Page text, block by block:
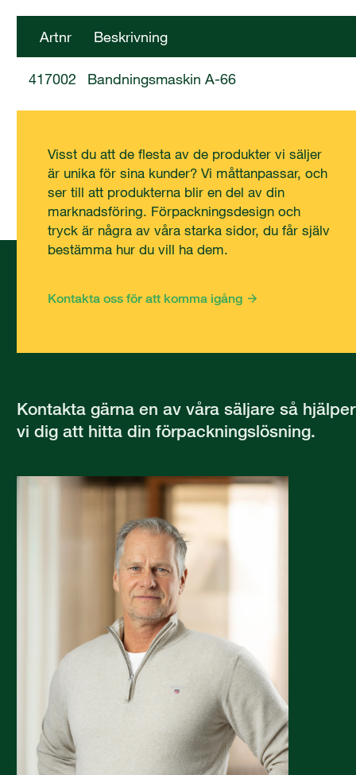
Artnr Beskrivning
417002 Bandningsmaskin A-66
Visst du att de flesta av de produkter vi säljer
är unika för sina kunder? Vi måttanpassar, och
ser till att produkterna blir en del av din
marknadsföring. Förpackningsdesign och
tryck är några av våra starka sidor, du får själv
bestämma hur du vill ha dem.
Kontakta oss för att komma igång
Kontakta gärna en av våra säljare så hjälper
vi dig att hitta din förpackningslösning.